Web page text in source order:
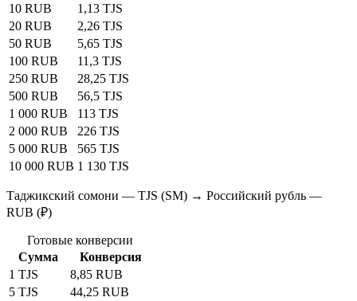
10 RUB
1,13 TJS
20 RUB
2,26 TJS
50 RUB
5,65 TJS
100 RUB
11,3 TJS
250 RUB
28,25 TJS
500 RUB
56,5 TJS
1 000 RUB
113 TJS
2 000 RUB
226 TJS
5 000 RUB
565 TJS
10 000 RUB 1 130 TJS
Таджикский сомони — TJS (SM) → Российский рубль —
RUB (₽)
Готовые конверсии
Сумма
Конверсия
1 TJS
8,85 RUB
5 TJS
44,25 RUB